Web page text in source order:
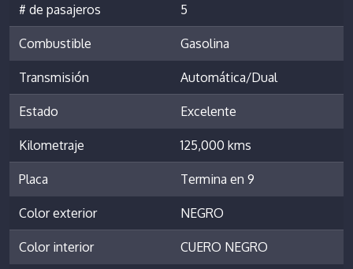
# de pasajeros 5
Combustible Gasolina
Transmisión Automática/Dual
Estado Excelente
Kilometraje 125,000 kms
Placa Termina en 9
Color exterior NEGRO
Color interior CUERO NEGRO